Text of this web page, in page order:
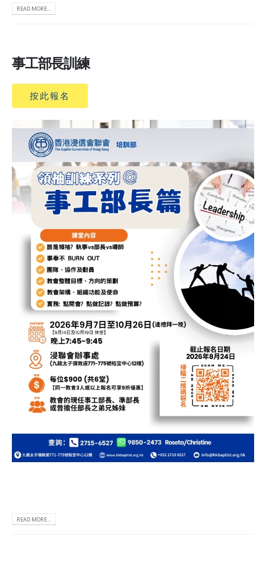
READ MORE...
事工部長訓練
按此報名
READ MORE...